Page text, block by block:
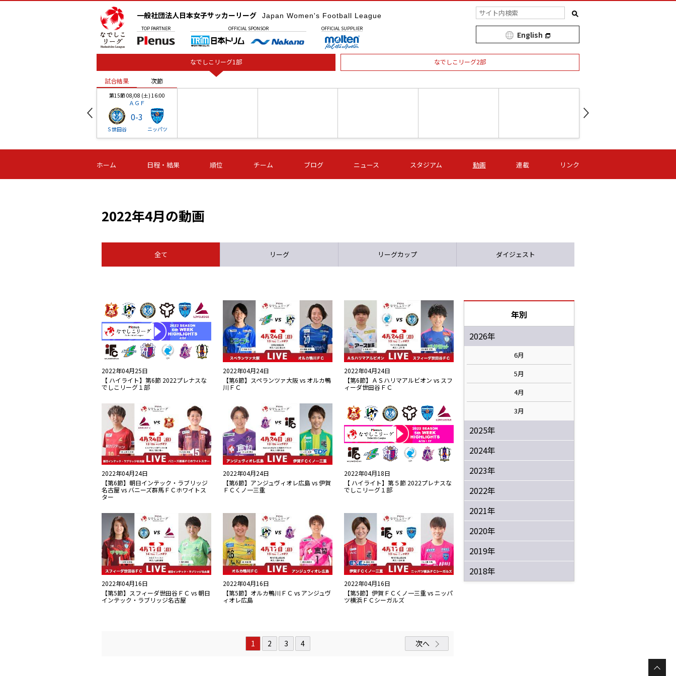
一般社団法人日本女子サッカーリーグ Japan Women's Football League
TOP PARTNER OFFICIAL SPONSOR OFFICIAL SUPPLIER
English
なでしこリーグ1部 なでしこリーグ2部
試合結果 次節
第15節 08/08 (土) 16:00
ＡＧＦ
Ｓ世田谷
0-3
ニッパツ
-
第16節 09/05 (土) 15:00
ニッパツ
-
第16節 09/05 (土) 15:00
石人の星
-
第16節 09/05 (土) 16:00
ＡＧＦ
-
いちご
-
第16節 09/06 (日) 15:00
-
第16節 09/06 (日) 15:00
- -
試合結果 次節
ホーム 日程・結果 順位 チーム ブログ ニュース スタジアム 動画 連載 リンク
2022年4月の動画
全て リーグ リーグカップ ダイジェスト
2022年04月25日
【 ハイライト】第6節 2022プレナスな
でしこリーグ１部
2022年04月24日
【第6節】スペランツァ大阪 vs オルカ鴨
川ＦＣ
2022年04月24日
【第6節】ＡＳハリマアルビオン vs スフ
ィーダ世田谷ＦＣ
2022年04月24日
【第6節】朝日インテック・ラブリッジ
名古屋 vs バニーズ群馬ＦＣホワイトス
ター
2022年04月24日
【第6節】アンジュヴィオレ広島 vs 伊賀
ＦＣくノ一三重
2022年04月18日
【 ハイライト】第５節 2022プレナスな
でしこリーグ１部
2022年04月16日
【第5節】スフィーダ世田谷ＦＣ vs 朝日
インテック・ラブリッジ名古屋
2022年04月16日
【第5節】オルカ鴨川ＦＣ vs アンジュヴ
ィオレ広島
2022年04月16日
【第5節】伊賀ＦＣくノ一三重 vs ニッパ
ツ横浜ＦＣシーガルズ
1 2 3 4 次へ
年別
2026年
6月
5月
4月
3月
2025年
2024年
2023年
2022年
2021年
2020年
2019年
2018年